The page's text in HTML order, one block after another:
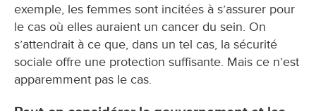
exemple, les femmes sont incitées à s’assurer pour
le cas où elles auraient un cancer du sein. On
s’attendrait à ce que, dans un tel cas, la sécurité
sociale offre une protection suffisante. Mais ce n’est
apparemment pas le cas.